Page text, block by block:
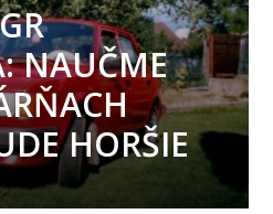
NAUČME
HORŠIE